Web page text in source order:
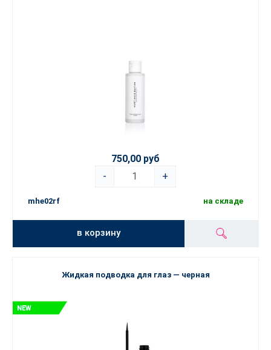
750,00 руб
-
+
mhe02rf на складе
в корзину
Жидкая подводка для глаз — черная